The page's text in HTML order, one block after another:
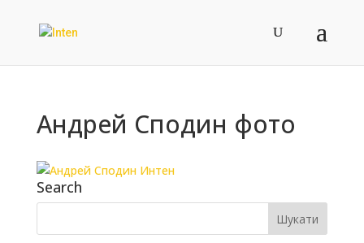
Андрей Сподин фото
Search